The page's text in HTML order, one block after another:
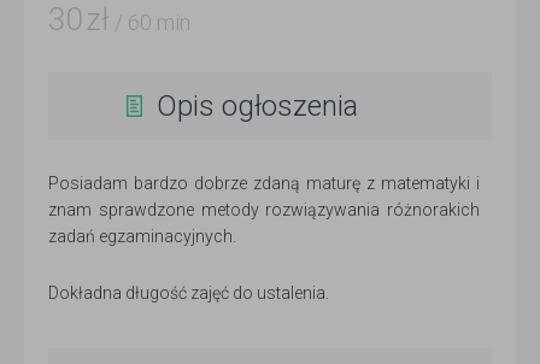
30 zł / 60 min
Opis ogłoszenia
Posiadam bardzo dobrze zdaną maturę z matematyki i
znam sprawdzone metody rozwiązywania różnorakich
zadań egzaminacyjnych.
Dokładna długość zajęć do ustalenia.